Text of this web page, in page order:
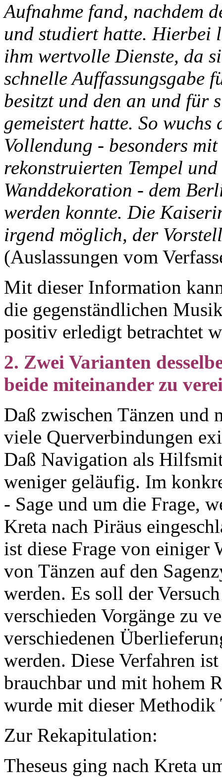
Aufnahme fand, nachdem
und studiert hatte. Hierbei
ihm wertvolle Dienste, da
schnelle Auffassungsgabe
besitzt und den an und für
gemeistert hatte. So
Vollendung - besonders
rekonstruierten Tempel
Wanddekoration - dem
werden konnte. Die
irgend möglich, der
(Auslassungen vom
Mit dieser Information
die gegenständlichen
positiv erledigt betrachtet
2. Zwei Varianten
beide miteinander zu
Daß zwischen Tänzen
viele Querverbindungen
Daß Navigation als
weniger geläufig. Im
- Sage und um die Frage,
Kreta nach Piräus
ist diese Frage von einiger
von Tänzen auf den
werden. Es soll der
verschieden Vorgänge zu
verschiedenen
werden. Diese Verfahren
brauchbar und mit hohem
wurde mit dieser Methodik
Zur Rekapitulation:
Theseus ging nach Kreta